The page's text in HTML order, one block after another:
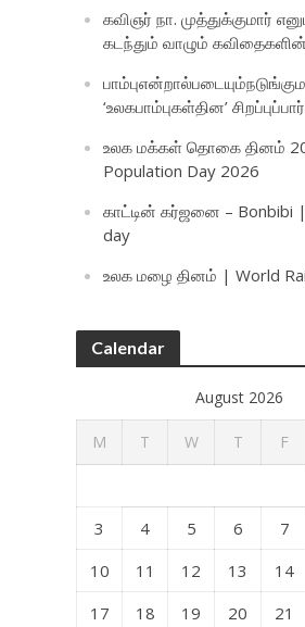
கவிஞர் நா. முத்துக்குமார்
கடந்தும் வாழும்
‘உலகபாம்புகள்தின’
உலக மக்கள் தொகை தினம்
Population Day 2026
காட்டின் கர்ஜனை – Bonbibi
day
உலக மழை தினம் | World
Calendar
August 2026
M T W T F
3
4 5 6 7
10
11 12 13 14
17
18 19 20 21